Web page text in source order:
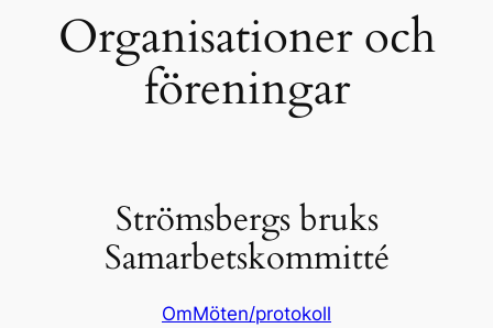
Organisationer och
föreningar
Strömsbergs bruks
Samarbetskommitté
OmMöten/protokoll